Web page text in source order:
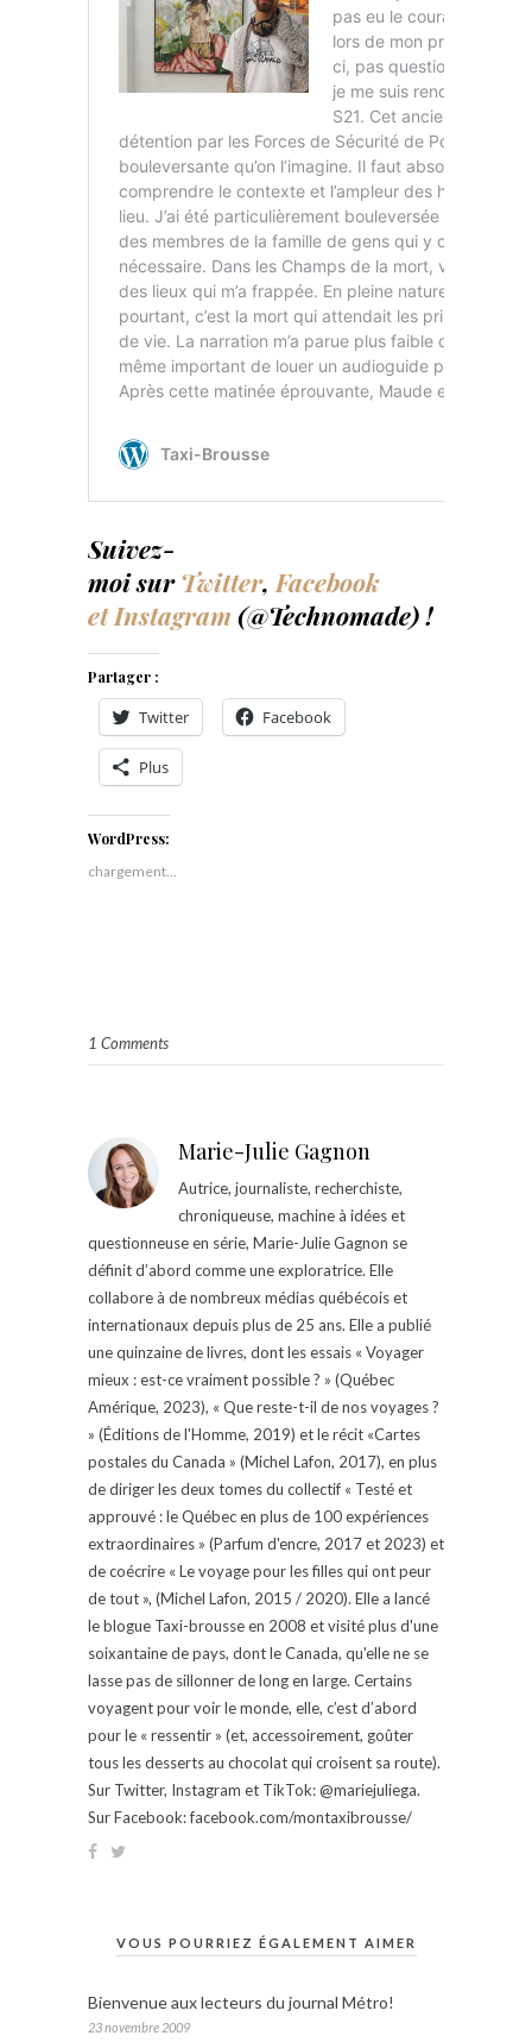
Suivez-
moi sur Twitter, Facebook
et Instagram (@Technomade) !
Partager :
Twitter Facebook
Plus
WordPress:
chargement…
1 Comments
Marie-Julie Gagnon
Autrice, journaliste, recherchiste,
chroniqueuse, machine à idées et
questionneuse en série, Marie-Julie Gagnon se
définit d’abord comme une exploratrice. Elle
collabore à de nombreux médias québécois et
internationaux depuis plus de 25 ans. Elle a publié
une quinzaine de livres, dont les essais « Voyager
mieux : est-ce vraiment possible ? » (Québec
Amérique, 2023), « Que reste-t-il de nos voyages ?
» (Éditions de l'Homme, 2019) et le récit «Cartes
postales du Canada » (Michel Lafon, 2017), en plus
de diriger les deux tomes du collectif « Testé et
approuvé : le Québec en plus de 100 expériences
extraordinaires » (Parfum d'encre, 2017 et 2023) et
de coécrire « Le voyage pour les filles qui ont peur
de tout », (Michel Lafon, 2015 / 2020). Elle a lancé
le blogue Taxi-brousse en 2008 et visité plus d'une
soixantaine de pays, dont le Canada, qu'elle ne se
lasse pas de sillonner de long en large. Certains
voyagent pour voir le monde, elle, c’est d’abord
pour le « ressentir » (et, accessoirement, goûter
tous les desserts au chocolat qui croisent sa route).
Sur Twitter, Instagram et TikTok: @mariejuliega.
Sur Facebook: facebook.com/montaxibrousse/
VOUS POURRIEZ ÉGALEMENT AIMER
Bienvenue aux lecteurs du journal Métro!
23 novembre 2009